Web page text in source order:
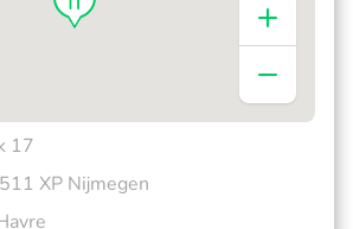
17
XP Nijmegen